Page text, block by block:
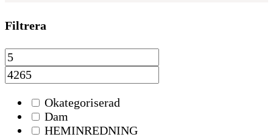
Filtrera
Okategoriserad
Dam
HEMINREDNING